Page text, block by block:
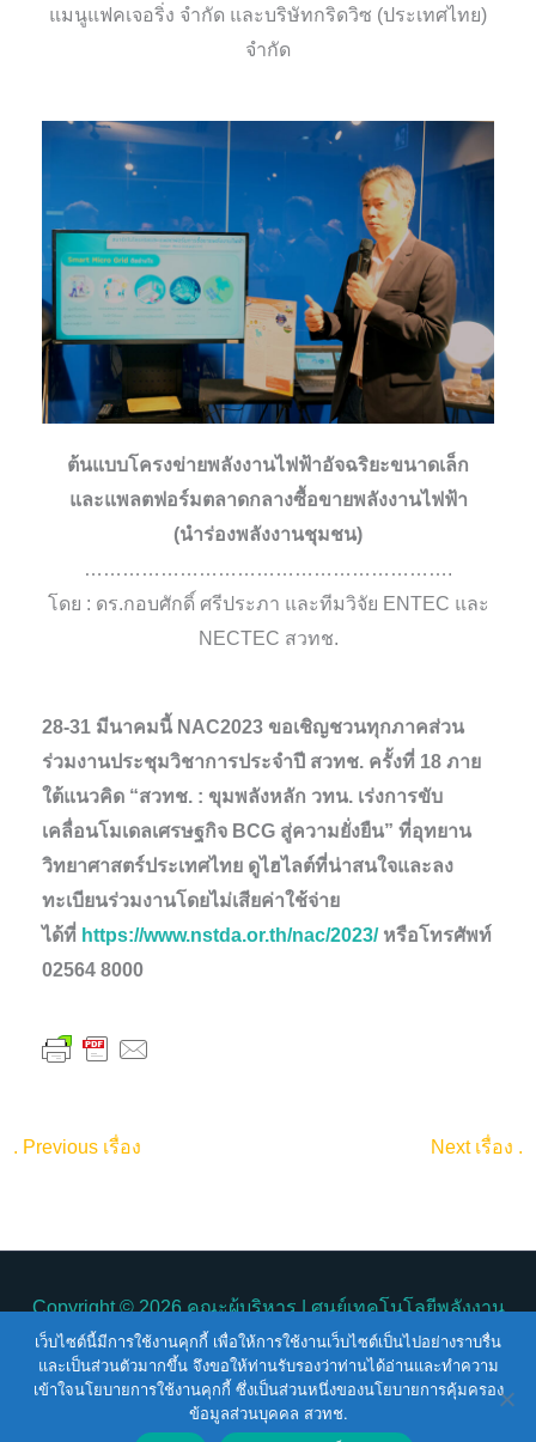
แมนูแฟคเจอริ่ง จำกัด และบริษัทกริดวิซ (ประเทศไทย)
จำกัด
ต้นแบบโครงข่ายพลังงานไฟฟ้าอัจฉริยะขนาดเล็ก
และแพลตฟอร์มตลาดกลางซื้อขายพลังงานไฟฟ้า
(นำร่องพลังงานชุมชน)
………………………………………………….
โดย : ดร.กอบศักดิ์ ศรีประภา และทีมวิจัย ENTEC และ
NECTEC สวทช.
28-31 มีนาคมนี้ NAC2023 ขอเชิญชวนทุกภาคส่วน
ร่วมงานประชุมวิชาการประจำปี สวทช. ครั้งที่ 18 ภาย
ใต้แนวคิด “สวทช. : ขุมพลังหลัก วทน. เร่งการขับ
เคลื่อนโมเดลเศรษฐกิจ BCG สู่ความยั่งยืน” ที่อุทยาน
วิทยาศาสตร์ประเทศไทย ดูไฮไลต์ที่น่าสนใจและลง
ทะเบียนร่วมงานโดยไม่เสียค่าใช้จ่าย
ได้ที่ https://www.nstda.or.th/nac/2023/หรือโทรศัพท์
02564 8000
. Previous เรื่อง Next เรื่อง .
Copyright © 2026คณะผู้บริหาร| ศูนย์เทคโนโลยีพลังงาน
แห่งชาติคณะผู้บริหาร
Terms of Service |Privacy Policy |NSTDA Website
Security Policy
เว็บไซต์นี้มีการใช้งานคุกกี้ เพื่อให้การใช้งานเว็บไซต์เป็นไปอย่างราบรื่น
และเป็นส่วนตัวมากขึ้น จึงขอให้ท่านรับรองว่าท่านได้อ่านและทำความ
เข้าใจนโยบายการใช้งานคุกกี้ ซึ่งเป็นส่วนหนึ่งของนโยบายการคุ้มครอง
ข้อมูลส่วนบุคคล สวทช.